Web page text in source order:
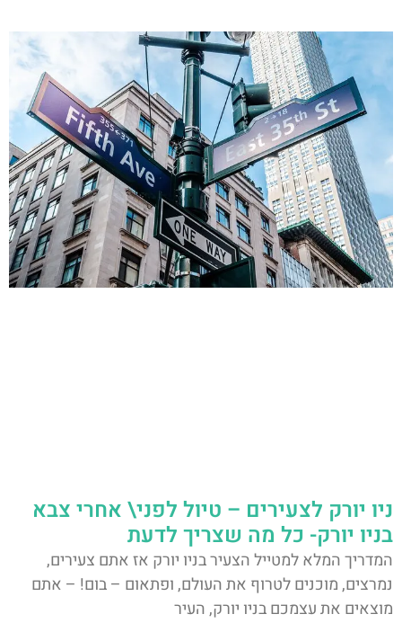
ניו יורק לצעירים – טיול לפני\ אחרי צבא
בניו יורק- כל מה שצריך לדעת
המדריך המלא למטייל הצעיר בניו יורק אז אתם צעירים,
נמרצים, מוכנים לטרוף את העולם, ופתאום – בום! – אתם
מוצאים את עצמכם בניו יורק, העיר